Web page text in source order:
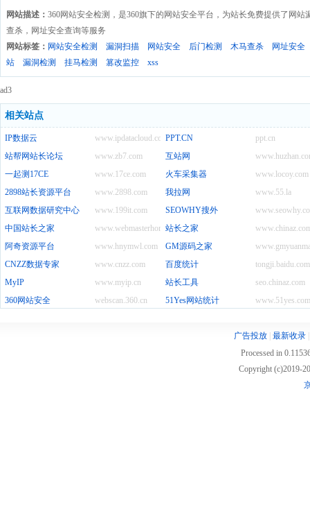
网站描述： 360网站安全检测，是360旗下的网站安全平台，为站长免费提供了网
查杀，网址安全查询等服务
网站标签： 网站安全检测 漏洞扫描 网站安全 后门检测 木马查杀
网址安全
站
漏洞检测 挂马检测 篡改监控 xss
ad3
相关站点
www.ipdatacloud.com
IP数据云 ppt.cn
PPT.CN
www.zb7.com
站帮网站长论坛
互站网
www.17ce.com
一起测17CE www.locoy.com
火车采集器
www.2898.com
2898站长资源平台 www.55.la
我拉网
www.199it.com
互联网数据研究中心
SEOWHY搜外
www.webmasterhome.cn
中国站长之家
站长之家
www.hnymwl.com
阿奇资源平台
GM源码之家
www.cnzz.com
CNZZ数据专家 tongji.baidu.com
百度统计
www.myip.cn
MyIP seo.chinaz.com
站长工具
webscan.360.cn
360网站安全 www.51yes.com
51Yes网站统计
广告投放 最新收录
Processed in
Copyright (c)2019-